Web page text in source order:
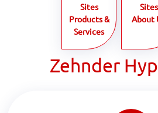
Sites
Products &
Services
Sites
About
Zehnder